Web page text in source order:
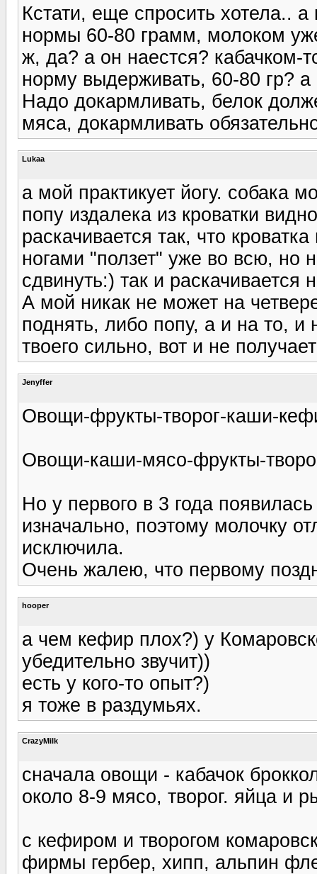
Кстати, еще спросить хотела..
нормы 60-80 грамм, молоком
ж, да? а он наестся? кабачком-
норму выдерживать, 60-80 гр?
Надо докармливать, белок
мяса, докармливать
Lukaa
а мой практикует йогу. собака
попу издалека из кроватки
раскачивается так, что
ногами "ползет" уже во всю, но
сдвинуть:) так и раскачивается
А мой никак не может на
поднять, либо попу, а и на то, и
твоего сильно, вот и не
Jenyffer
Овощи-фрукты-творог-каши-
Овощи-каши-мясо-фрукты-
Но у первого в 3 года
изначально, поэтому молочку
исключила.
Очень жалею, что первому
hooper
а чем кефир плох?) у
убедительно звучит))
есть у кого-то опыт?)
я тоже в раздумьях.
CrazyMilk
сначала овощи - кабачок
около 8-9 мясо, творог. яйца и
с кефиром и творогом
фирмы гербер, хипп, альпин